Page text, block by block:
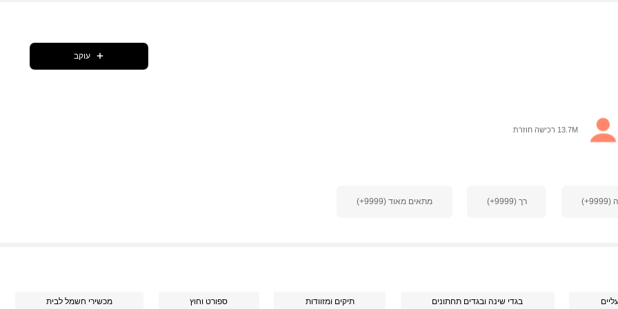
עוקב
13.7M רכישה חוזרת
רך (9999+) מתאים מאוד (9999+)
בגדי שינה ובגדים תחתונים תיקים ומזוודות ספורט וחוץ מכשירי חשמל לבית